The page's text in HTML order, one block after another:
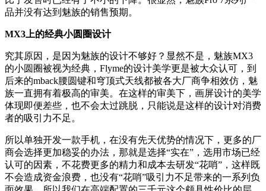
品并没有达到魅族的销售预期。
MX3上的经典小圆圈设计
究其原因，是因为魅族的设计不够好？显然不是，魅族MX3
的小圆圈被视为经典，Flyme的设计美学更是被大众认可，到
后来的mback腰圆键和穹顶式天线都被各大厂商争相效仿，魅
族一直拥有着极高的审美。在这样的审美下，画屏设计的美学
体现即便差些，也不会太过跳脱，只能说是这样的设计对消费
者的吸引力不足。
所以单独开发一款手机，在没有先天优势的情况下，更多的厂
商会选择更加稳妥的办法，那就是选择“实在”，选用市场已经
认可的因素，不花费更多的精力和成本去研发“花哨”，这样既
不会造成资金浪费，也没有“花哨”吸引力不足带来的一系列负